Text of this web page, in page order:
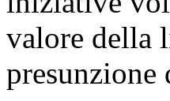
valore della